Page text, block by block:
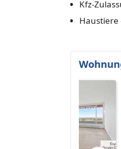
Kfz-
Haustiere